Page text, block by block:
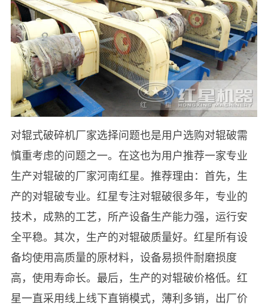
对辊式破碎机厂家选择问题也是用户选购对辊破需
慎重考虑的问题之一。在这也为用户推荐一家专业
生产对辊破的厂家河南红星。推荐理由：首先，生
产的对辊破专业。红星专注对辊破很多年，专业的
技术，成熟的工艺，所产设备生产能力强，运行安
全平稳。其次，生产的对辊破质量好。红星所有设
备均使用高质量的原材料，设备易损件耐磨损度
高，使用寿命长。最后，生产的对辊破价格低。红
星一直采用线上线下直销模式，薄利多销，出厂价